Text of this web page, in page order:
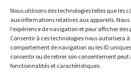
Nous utilisons des technologies telles que les
aux informations relatives aux appareils.
l’expérience de navigation et pour afficher
Consentir à ces technologies nous autorisera
comportement de navigation ou les ID
consentir ou de retirer son consentement
fonctionnalités et caractéristiques.
internet à partir de 2009 au travers
succès. Fin 2013, je décide de prendre
avec mon propre site : l'Automobile
Me contacter :